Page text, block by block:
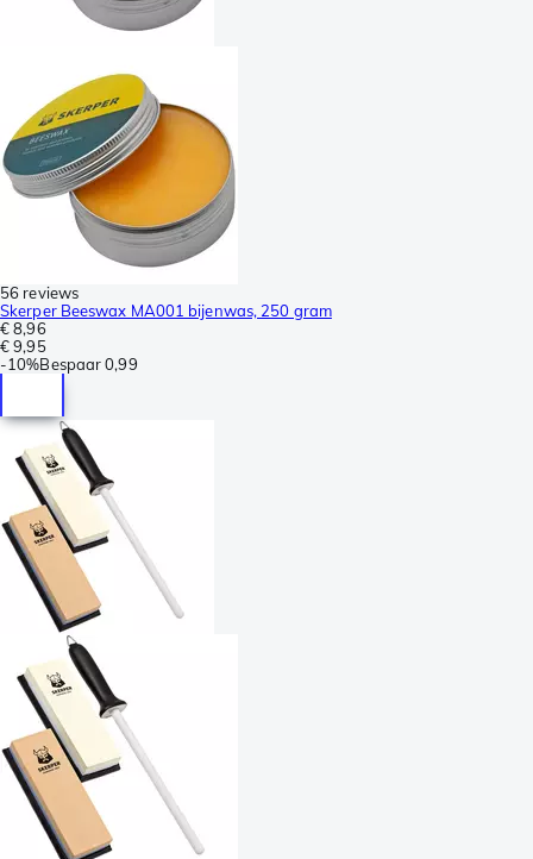
56 reviews
Skerper Beeswax MA001 bijenwas, 250 gram
€ 8,96
€ 9,95
-10%Bespaar 0,99